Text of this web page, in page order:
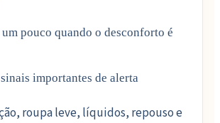
pouco quando o desconforto é
importantes de alerta
roupa leve, líquidos, repouso e